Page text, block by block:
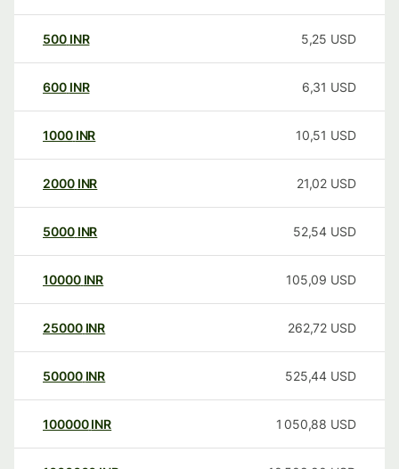
500 INR 5,25 USD
600 INR 6,31 USD
1000 INR 10,51 USD
2000 INR 21,02 USD
5000 INR 52,54 USD
10000 INR 105,09 USD
25000 INR 262,72 USD
50000 INR 525,44 USD
100000 INR 1 050,88 USD